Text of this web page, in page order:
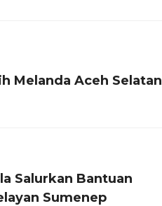
Melanda Aceh Selatan
Salurkan Bantuan
Sumenep